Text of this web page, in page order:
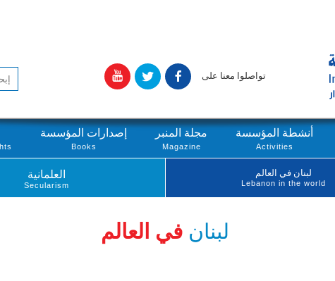
تواصلوا معنا على
أنشطة المؤسسة
Activities
مجلة المنبر
Magazine
إصدارات المؤسسة
Books
لبنان في العالم
Lebanon in the world
العلمانية
Secularism
لبنان في العالم